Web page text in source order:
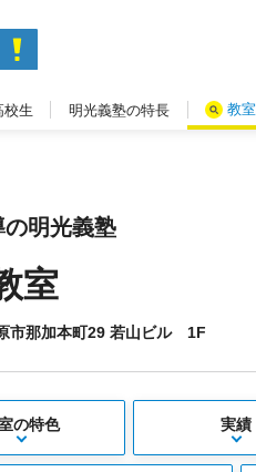
校生 明光義塾の特長 教
明光義塾
室
市那加本町29 若山ビル 1F
の特色 実績